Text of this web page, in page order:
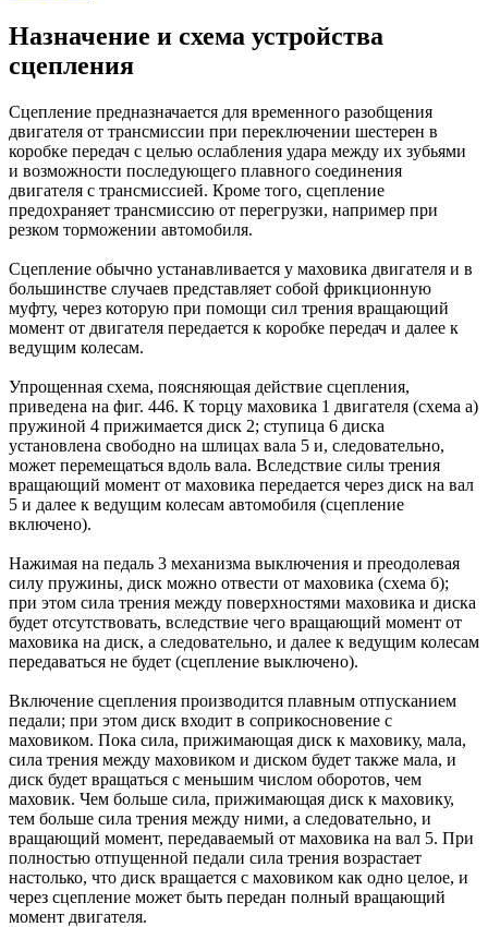
Назначение и схема устройства
сцепления
Сцепление предназначается для временного разобщения
двигателя от трансмиссии при переключении шестерен в
коробке передач с целью ослабления удара между их зубьями
и возможности последующего плавного соединения
двигателя с трансмиссией. Кроме того, сцепление
предохраняет трансмиссию от перегрузки, например при
резком торможении автомобиля.
Сцепление обычно устанавливается у маховика двигателя и в
большинстве случаев представляет собой фрикционную
муфту, через которую при помощи сил трения вращающий
момент от двигателя передается к коробке передач и далее к
ведущим колесам.
Упрощенная схема, поясняющая действие сцепления,
приведена на фиг. 446. К торцу маховика 1 двигателя (схема а)
пружиной 4 прижимается диск 2; ступица 6 диска
установлена свободно на шлицах вала 5 и, следовательно,
может перемещаться вдоль вала. Вследствие силы трения
вращающий момент от маховика передается через диск на вал
5 и далее к ведущим колесам автомобиля (сцепление
включено).
Нажимая на педаль 3 механизма выключения и преодолевая
силу пружины, диск можно отвести от маховика (схема б);
при этом сила трения между поверхностями маховика и диска
будет отсутствовать, вследствие чего вращающий момент от
маховика на диск, а следовательно, и далее к ведущим колесам
передаваться не будет (сцепление выключено).
Включение сцепления производится плавным отпусканием
педали; при этом диск входит в соприкосновение с
маховиком. Пока сила, прижимающая диск к маховику, мала,
сила трения между маховиком и диском будет также мала, и
диск будет вращаться с меньшим числом оборотов, чем
маховик. Чем больше сила, прижимающая диск к маховику,
тем больше сила трения между ними, а следовательно, и
вращающий момент, передаваемый от маховика на вал 5. При
полностью отпущенной педали сила трения возрастает
настолько, что диск вращается с маховиком как одно целое, и
через сцепление может быть передан полный вращающий
момент двигателя.